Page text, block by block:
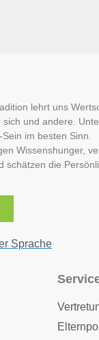
lehrt uns
sich und andere.
im besten Sinn.
Wissenshunger,
schätzen die
Sprache